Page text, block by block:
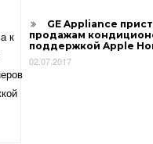
GE Appliance
продажам
поддержкой Apple
02.07.2017